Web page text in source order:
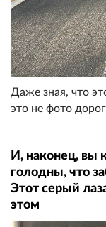
Даже зная, что
это не фото
И, наконец, вы
голодны, что
Этот серый
этом